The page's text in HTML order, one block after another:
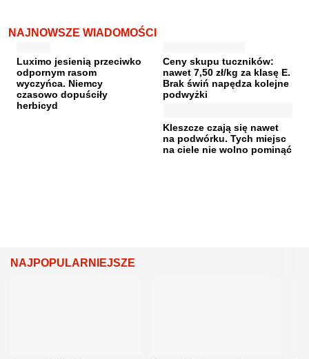
NAJNOWSZE WIADOMOŚCI
Luximo jesienią przeciwko
odpornym rasom
wyczyńca. Niemcy
czasowo dopuściły
herbicyd
Ceny skupu tuczników:
nawet 7,50 zł/kg za klasę E.
Brak świń napędza kolejne
podwyżki
Kleszcze czają się nawet
na podwórku. Tych miejsc
na ciele nie wolno pominąć
NAJPOPULARNIEJSZE